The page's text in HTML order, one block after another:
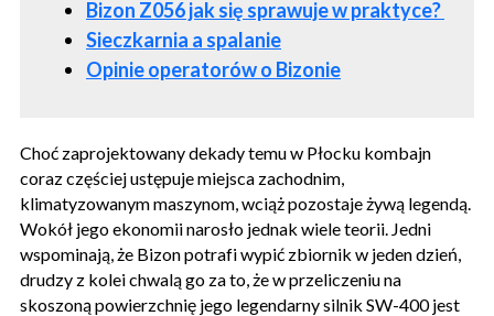
Bizon Z056 jak się sprawuje w praktyce?
Sieczkarnia a spalanie
Opinie operatorów o Bizonie
Choć zaprojektowany dekady temu w Płocku kombajn
coraz częściej ustępuje miejsca zachodnim,
klimatyzowanym maszynom, wciąż pozostaje żywą legendą.
Wokół jego ekonomii narosło jednak wiele teorii. Jedni
wspominają, że Bizon potrafi wypić zbiornik w jeden dzień,
drudzy z kolei chwalą go za to, że w przeliczeniu na
skoszoną powierzchnię jego legendarny silnik SW-400 jest